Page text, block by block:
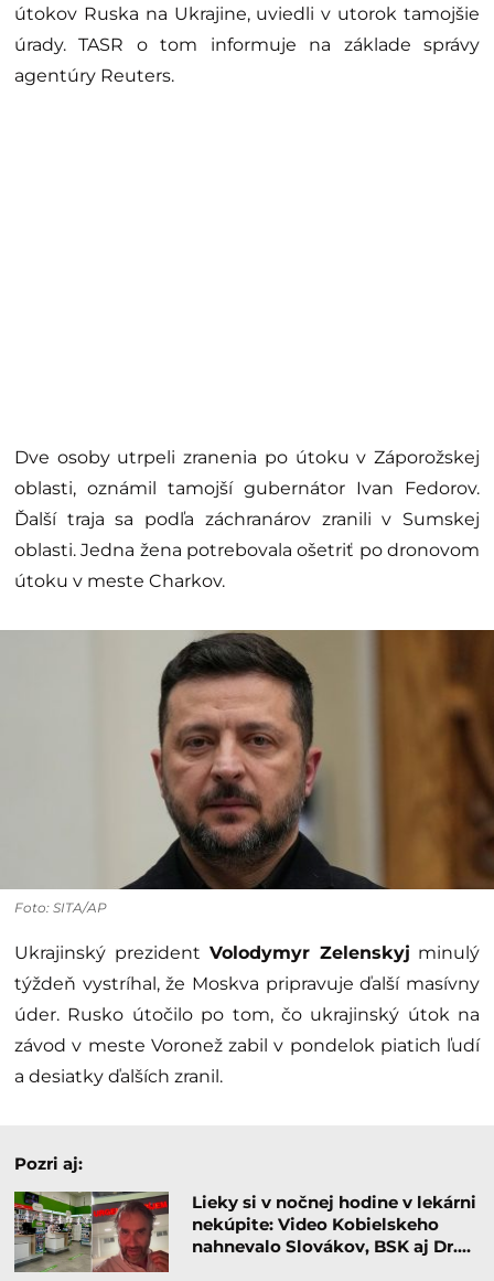
útokov Ruska na Ukrajine, uviedli v utorok tamojšie
úrady. TASR o tom informuje na základe správy
agentúry Reuters.
Dve osoby utrpeli zranenia po útoku v Záporožskej
oblasti, oznámil tamojší gubernátor Ivan Fedorov.
Ďalší traja sa podľa záchranárov zranili v Sumskej
oblasti. Jedna žena potrebovala ošetriť po dronovom
útoku v meste Charkov.
Foto: SITA/AP
Ukrajinský prezident Volodymyr Zelenskyj minulý
týždeň vystríhal, že Moskva pripravuje ďalší masívny
úder. Rusko útočilo po tom, čo ukrajinský útok na
závod v meste Voronež zabil v pondelok piatich ľudí
a desiatky ďalších zranil.
Pozri aj:
Lieky si v nočnej hodine v lekárni
nekúpite: Video Kobielskeho
nahnevalo Slovákov, BSK aj Dr.…